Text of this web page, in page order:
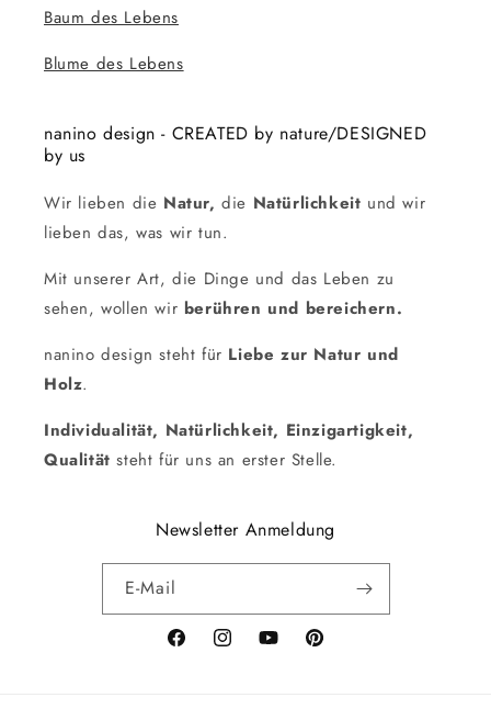
Baum des Lebens
Blume des Lebens
nanino design - CREATED by nature/DESIGNED
by us
Wir lieben die Natur, die Natürlichkeit und wir
lieben das, was wir tun.
Mit unserer Art, die Dinge und das Leben zu
sehen, wollen wir berühren und bereichern.
nanino design steht für Liebe zur Natur und
Holz.
Individualität, Natürlichkeit, Einzigartigkeit,
Qualität steht für uns an erster Stelle.
Newsletter Anmeldung
E-Mail
FacebookInstagramYouTubePinterest